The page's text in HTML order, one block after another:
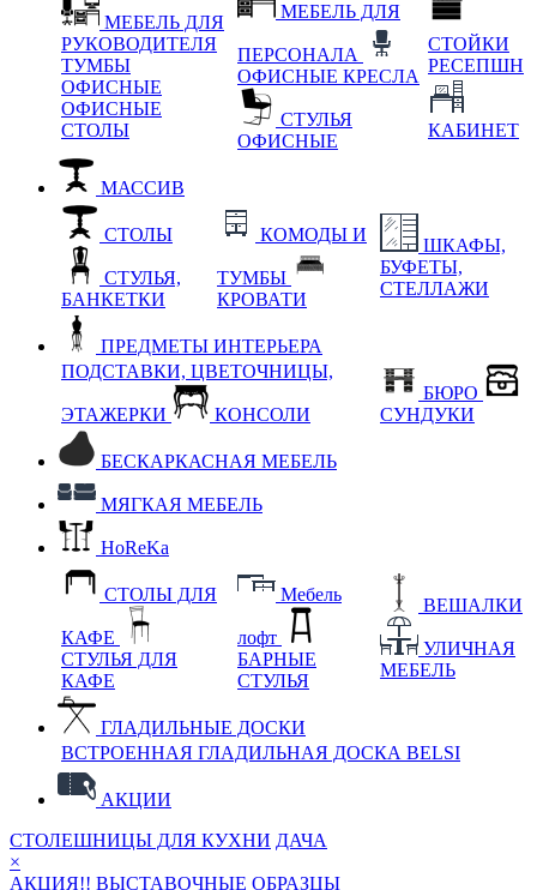
МЕБЕЛЬ ДЛЯ
РУКОВОДИТЕЛЯ
ТУМБЫ
ОФИСНЫЕ
ОФИСНЫЕ
СТОЛЫ
МЕБЕЛЬ ДЛЯ
ПЕРСОНАЛА
ОФИСНЫЕ КРЕСЛА
СТУЛЬЯ
ОФИСНЫЕ
СТОЙКИ
РЕСЕПШН
КАБИНЕТ
МАССИВ
СТОЛЫ
СТУЛЬЯ,
БАНКЕТКИ
КОМОДЫ И
ТУМБЫ
КРОВАТИ
ШКАФЫ,
БУФЕТЫ,
СТЕЛЛАЖИ
ПРЕДМЕТЫ ИНТЕРЬЕРА
ПОДСТАВКИ, ЦВЕТОЧНИЦЫ,
ЭТАЖЕРКИ КОНСОЛИ
БЮРО
СУНДУКИ
БЕСКАРКАСНАЯ МЕБЕЛЬ
МЯГКАЯ МЕБЕЛЬ
HoReKa
СТОЛЫ ДЛЯ
КАФЕ
СТУЛЬЯ ДЛЯ
КАФЕ
Мебель
лофт
БАРНЫЕ
СТУЛЬЯ
ВЕШАЛКИ
УЛИЧНАЯ
МЕБЕЛЬ
ГЛАДИЛЬНЫЕ ДОСКИ
ВСТРОЕННАЯ ГЛАДИЛЬНАЯ ДОСКА BELSI
АКЦИИ
СТОЛЕШНИЦЫ ДЛЯ КУХНИ ДАЧА
×
АКЦИЯ!! ВЫСТАВОЧНЫЕ ОБРАЗЦЫ